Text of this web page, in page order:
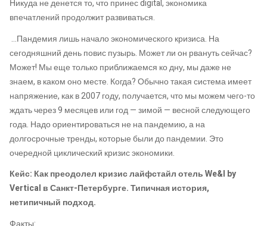
Никуда не денется то, что принес digital, экономика
впечатлений продолжит развиваться.
…Пандемия лишь начало экономического кризиса. На
сегодняшний день повис пузырь. Может ли он рвануть сейчас?
Может! Мы еще только приближаемся ко дну, мы даже не
знаем, в каком оно месте. Когда? Обычно такая система имеет
напряжение, как в 2007 году, получается, что мы можем чего-то
ждать через 9 месяцев или год — зимой — весной следующего
года. Надо ориентироваться не на пандемию, а на
долгосрочные тренды, которые были до пандемии. Это
очередной циклический кризис экономики.
Кейс: Как преодолел кризис лайфстайл отель We&I by
Vertical в Санкт-Петербурге. Типичная история,
нетипичный подход.